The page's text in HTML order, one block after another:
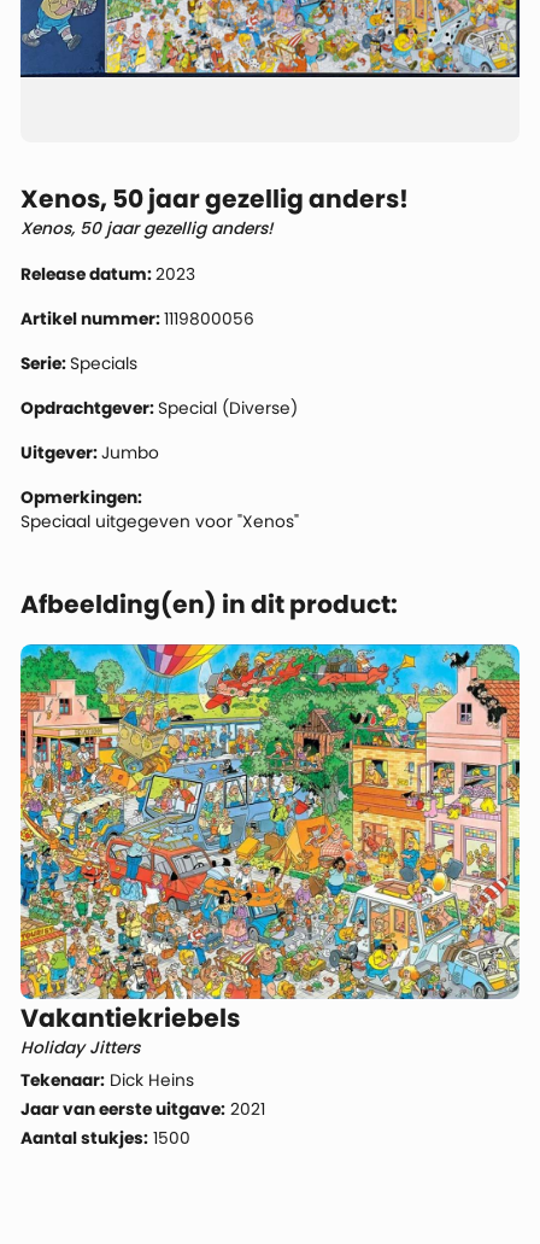
Xenos, 50 jaar gezellig anders!
Xenos, 50 jaar gezellig anders!
Release datum:2023
Artikel nummer:1119800056
Serie: Specials
Opdrachtgever: Special (Diverse)
Uitgever:Jumbo
Opmerkingen:
Speciaal uitgegeven voor "Xenos"
Afbeelding(en) in dit product:
Vakantiekriebels
Holiday Jitters
Tekenaar: Dick Heins
Jaar van eerste uitgave: 2021
Aantal stukjes: 1500